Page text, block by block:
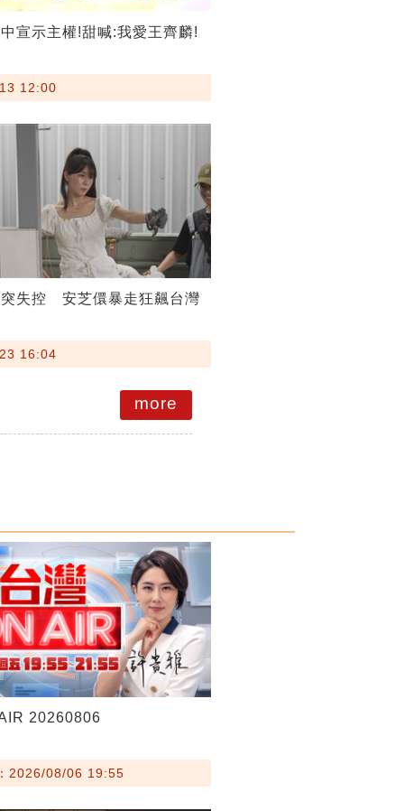
宣示主權!甜喊:我愛王齊麟!
12:00
失控 安芝儇暴走狂飆台灣
16:04
more
20260806
2026/08/06 19:55